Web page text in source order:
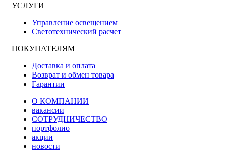
УСЛУГИ
Управление освещением
Светотехнический расчет
ПОКУПАТЕЛЯМ
Доставка и оплата
Возврат и обмен товара
Гарантии
О КОМПАНИИ
вакансии
СОТРУДНИЧЕСТВО
портфолио
акции
новости